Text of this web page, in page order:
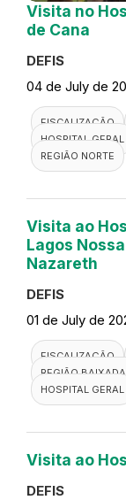
Visita no
de Cana
DEFIS
04 de July de
FISCALIZAÇÃO
HOSPITAL GERAL
REGIÃO NORTE
Visita ao
Lagos
Nazareth
DEFIS
01 de July de
FISCALIZAÇÃO
REGIÃO
HOSPITAL GERAL
Visita ao
DEFIS